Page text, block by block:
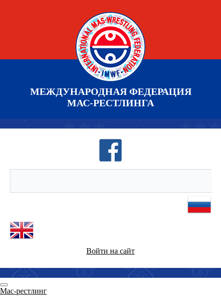
МЕЖДУНАРОДНАЯ ФЕДЕРАЦИЯ
МАС-РЕСТЛИНГА
Войти на сайт
Мас-рестлинг